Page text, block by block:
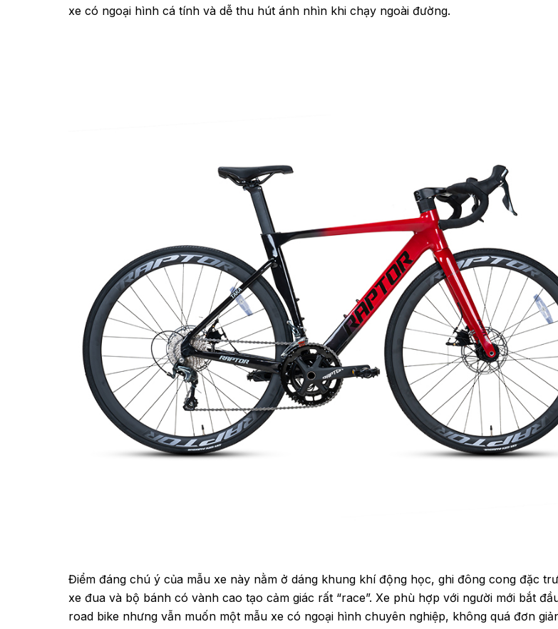
xe có ngoại hình cá tính và dễ thu hút ánh nhìn khi chạy ngoài đường.
Điểm đáng chú ý của mẫu xe này nằm ở dáng khung khí động học, ghi đông cong đặc
xe đua và bộ bánh có vành cao tạo cảm giác rất “race”. Xe phù hợp với người mới bắt
road bike nhưng vẫn muốn một mẫu xe có ngoại hình chuyên nghiệp, không quá đơn